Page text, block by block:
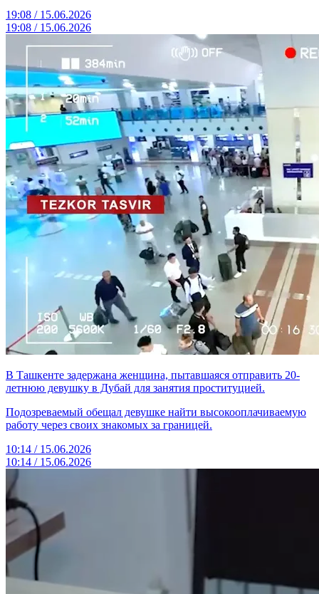
19:08 / 15.06.2026
19:08 / 15.06.2026
В Ташкенте задержана женщина, пытавшаяся отправить 20-
летнюю девушку в Дубай для занятия проституцией.
Подозреваемый обещал девушке найти высокооплачиваемую
работу через своих знакомых за границей.
10:14 / 15.06.2026
10:14 / 15.06.2026